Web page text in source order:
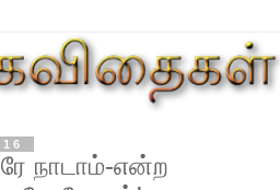
நாடாம்-என்ற